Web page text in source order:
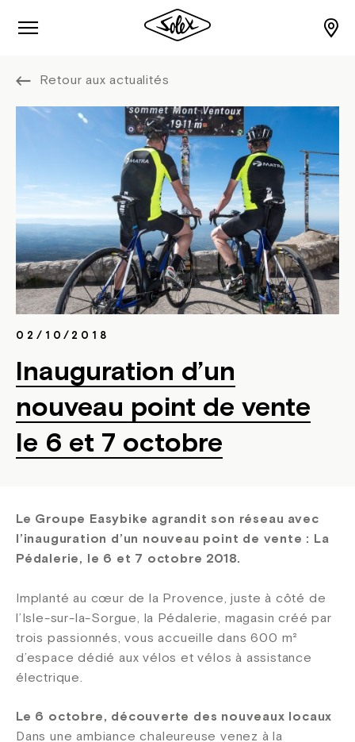
Retour aux actualités
02/10/2018
Inauguration d’un
nouveau point de vente
le 6 et 7 octobre
Le Groupe Easybike agrandit son réseau avec
l’inauguration d’un nouveau point de vente : La
Pédalerie, le 6 et 7 octobre 2018.
Implanté au cœur de la Provence, juste à côté de
l’Isle-sur-la-Sorgue, la Pédalerie, magasin créé par
trois passionnés, vous accueille dans 600 m²
d’espace dédié aux vélos et vélos à assistance
électrique.
Le 6 octobre, découverte des nouveaux locaux
Dans une ambiance chaleureuse venez à la